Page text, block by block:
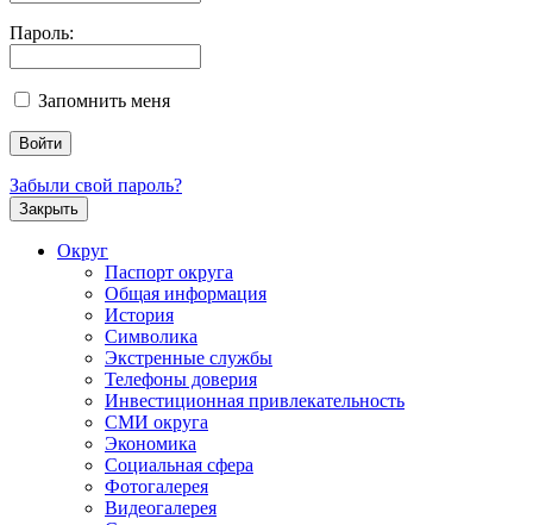
Пароль:
Запомнить меня
Забыли свой пароль?
Закрыть
Округ
Паспорт округа
Общая информация
История
Символика
Экстренные службы
Телефоны доверия
Инвестиционная привлекательность
СМИ округа
Экономика
Социальная сфера
Фотогалерея
Видеогалерея